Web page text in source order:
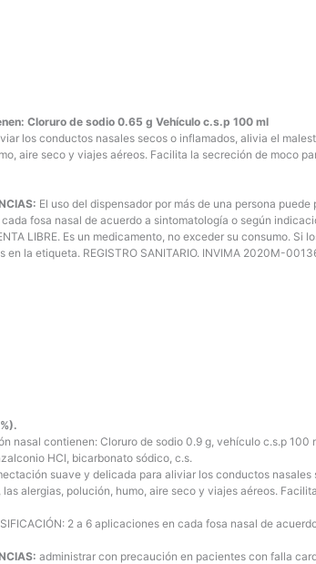
Cloruro de sodio 0.65 g Vehículo c.s.p 100 ml
los conductos nasales secos o inflamados, alivia el
aire seco y viajes aéreos. Facilita la secreción de moco
El uso del dispensador por más de una persona
fosa nasal de acuerdo a sintomatología o según
LIBRE. Es un medicamento, no exceder su consumo. Si
la etiqueta. REGISTRO SANITARIO. INVIMA 2020M-
nasal contienen: Cloruro de sodio 0.9 g, vehículo c.s.p 100
HCl, bicarbonato sódico, c.s.
suave y delicada para aliviar los conductos
alergias, polución, humo, aire seco y viajes aéreos.
2 a 6 aplicaciones en cada fosa nasal de
administrar con precaución en pacientes con falla